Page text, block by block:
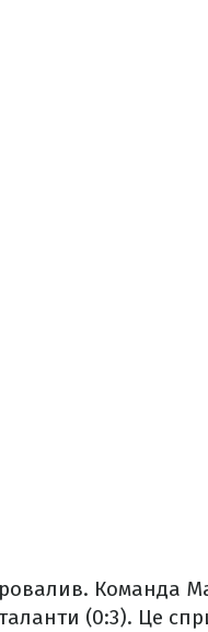
Команда
(0:3). Це